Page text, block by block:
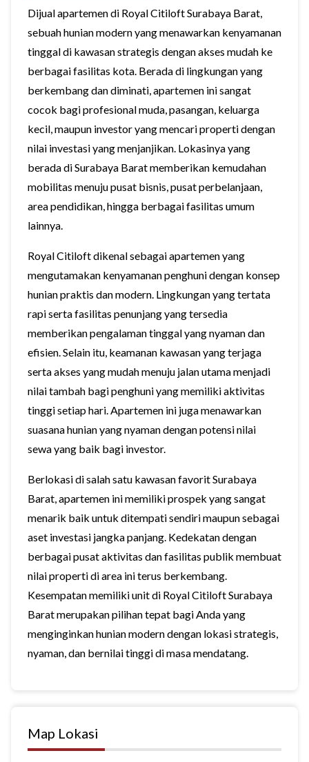
Dijual apartemen di Royal Citiloft Surabaya Barat,
sebuah hunian modern yang menawarkan kenyamanan
tinggal di kawasan strategis dengan akses mudah ke
berbagai fasilitas kota. Berada di lingkungan yang
berkembang dan diminati, apartemen ini sangat
cocok bagi profesional muda, pasangan, keluarga
kecil, maupun investor yang mencari properti dengan
nilai investasi yang menjanjikan. Lokasinya yang
berada di Surabaya Barat memberikan kemudahan
mobilitas menuju pusat bisnis, pusat perbelanjaan,
area pendidikan, hingga berbagai fasilitas umum
lainnya.
Royal Citiloft dikenal sebagai apartemen yang
mengutamakan kenyamanan penghuni dengan konsep
hunian praktis dan modern. Lingkungan yang tertata
rapi serta fasilitas penunjang yang tersedia
memberikan pengalaman tinggal yang nyaman dan
efisien. Selain itu, keamanan kawasan yang terjaga
serta akses yang mudah menuju jalan utama menjadi
nilai tambah bagi penghuni yang memiliki aktivitas
tinggi setiap hari. Apartemen ini juga menawarkan
suasana hunian yang nyaman dengan potensi nilai
sewa yang baik bagi investor.
Berlokasi di salah satu kawasan favorit Surabaya
Barat, apartemen ini memiliki prospek yang sangat
menarik baik untuk ditempati sendiri maupun sebagai
aset investasi jangka panjang. Kedekatan dengan
berbagai pusat aktivitas dan fasilitas publik membuat
nilai properti di area ini terus berkembang.
Kesempatan memiliki unit di Royal Citiloft Surabaya
Barat merupakan pilihan tepat bagi Anda yang
menginginkan hunian modern dengan lokasi strategis,
nyaman, dan bernilai tinggi di masa mendatang.
Map Lokasi